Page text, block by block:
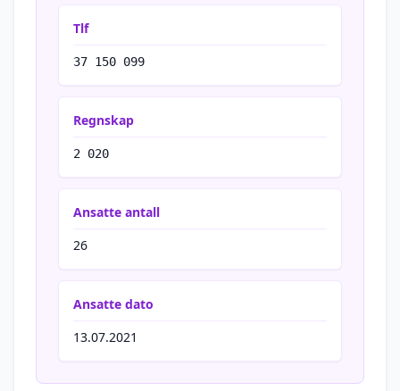
Tlf
37 150 099
Regnskap
2 020
Ansatte antall
26
Ansatte dato
13.07.2021